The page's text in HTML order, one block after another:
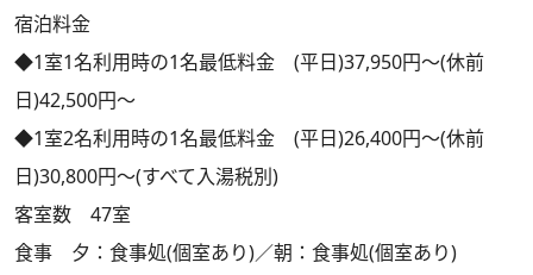
宿泊料金
◆1室1名利用時の1名最低料金 (平日)37,950円～(休前
日)42,500円～
◆1室2名利用時の1名最低料金 (平日)26,400円～(休前
日)30,800円～(すべて入湯税別)
客室数 47室
食事 夕：食事処(個室あり)／朝：食事処(個室あり)